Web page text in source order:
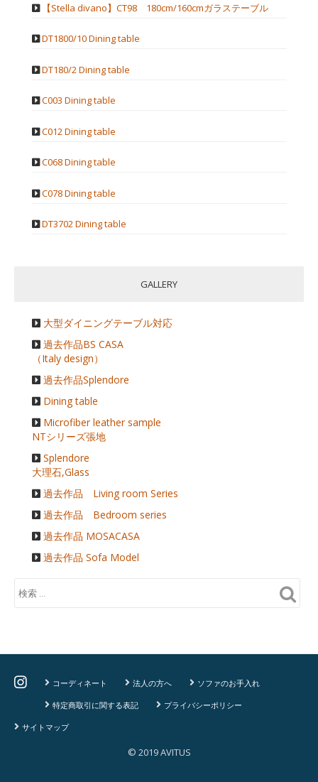
【Stella divano】CT98 180cm/160cmガラステーブル
DT1800/10 Dining table
DT180/2 Dining table
C003 Dining table
C012 Dining table
C068 Dining table
C078 Dining table
DT3702 Dining table
GALLERY
大型ダイニングテーブル対応
過去作品BS CASA
（Italy design）
過去作品Splendore
Dining table
Microfiber leather sample
NTシリーズ張地
Splendore
大理石,Glass
過去作品 Living room Series
過去作品 Bedroom series
過去作品 MOSACASA
過去作品 Sofa Model
コーディネート 法人の方へ ソファのお手入れ
特定商取引に関する表記 プライバシーポリシー
サイトマップ
© 2019 AVITUS